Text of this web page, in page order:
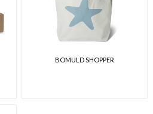
BOMULD SHOPPER